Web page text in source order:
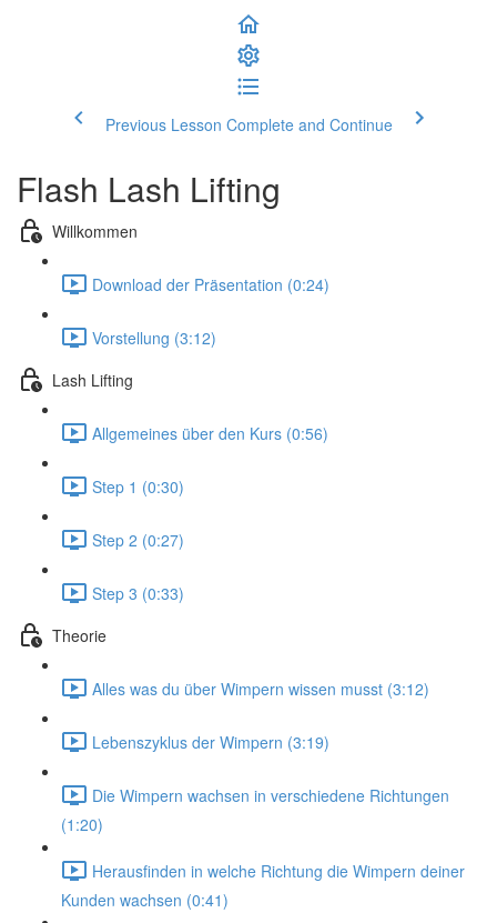
Previous Lesson Complete and Continue
Flash Lash Lifting
Willkommen
Download der Präsentation (0:24)
Vorstellung (3:12)
Lash Lifting
Allgemeines über den Kurs (0:56)
Step 1 (0:30)
Step 2 (0:27)
Step 3 (0:33)
Theorie
Alles was du über Wimpern wissen musst (3:12)
Lebenszyklus der Wimpern (3:19)
Die Wimpern wachsen in verschiedene Richtungen
(1:20)
Herausfinden in welche Richtung die Wimpern deiner
Kunden wachsen (0:41)